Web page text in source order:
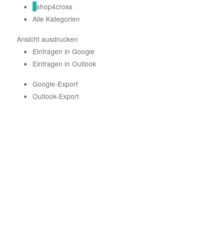
shop4cross
Alle Kategorien
Ansicht ausdrucken
Eintragen in Google
Eintragen in Outlook
Google-Export
Outlook-Export